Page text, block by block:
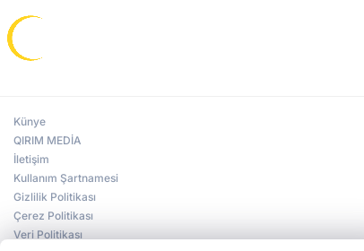
Künye
QIRIM MEDİA
İletişim
Kullanım Şartnamesi
Gizlilik Politikası
Çerez Politikası
Veri Politikası